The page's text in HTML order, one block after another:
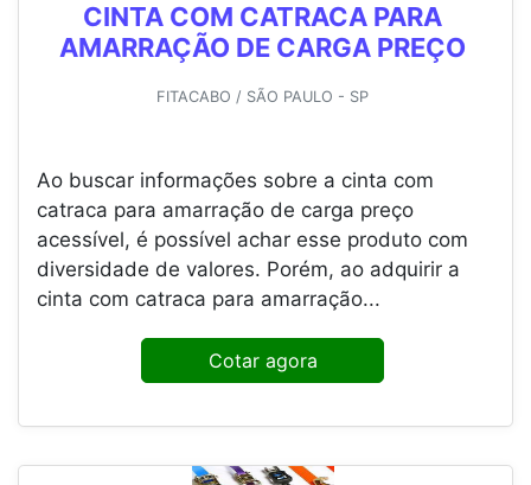
CINTA COM CATRACA PARA
AMARRAÇÃO DE CARGA PREÇO
FITACABO / SÃO PAULO - SP
Ao buscar informações sobre a cinta com
catraca para amarração de carga preço
acessível, é possível achar esse produto com
diversidade de valores. Porém, ao adquirir a
cinta com catraca para amarração...
Cotar agora